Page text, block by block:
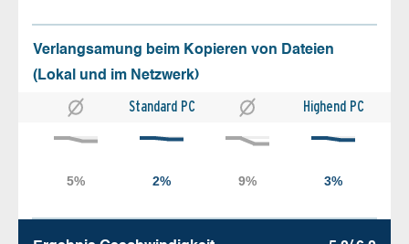
Verlangsamung beim Kopieren von Dateien
(Lokal und im Netzwerk)
Standard PC Highend PC